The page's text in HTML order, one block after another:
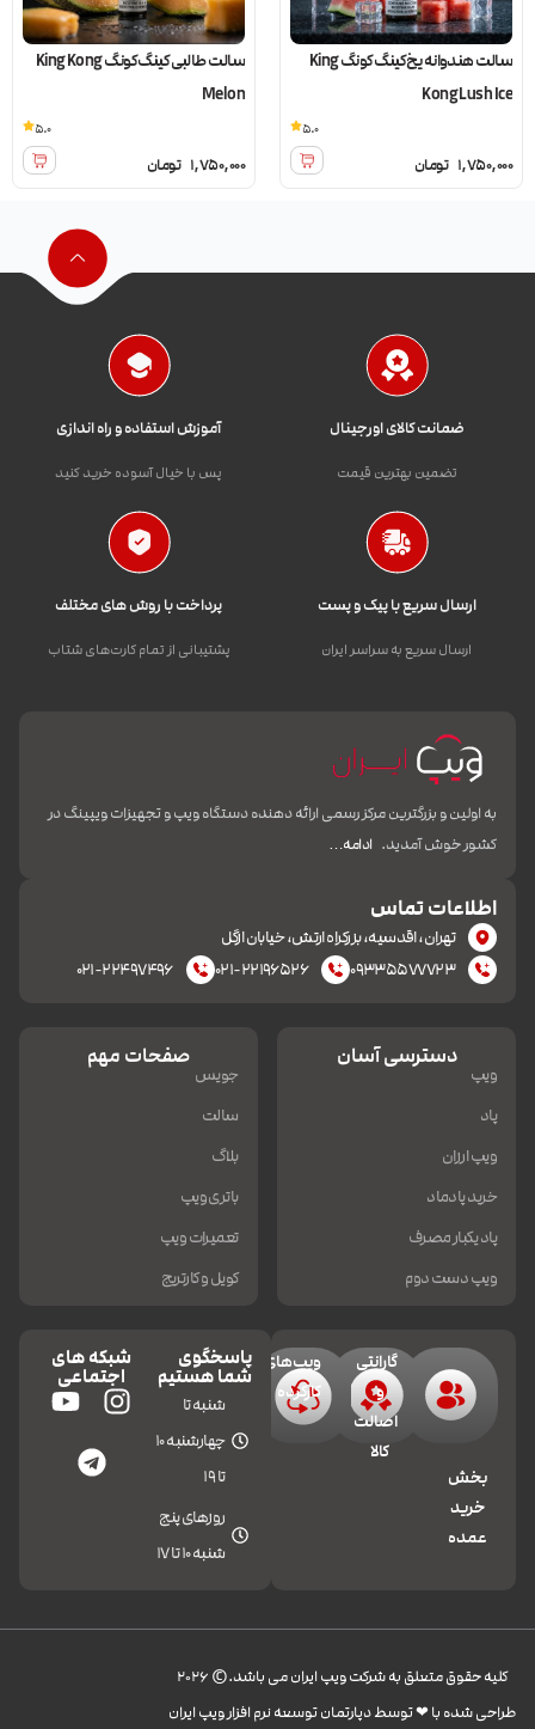
سالت هندوانه یخ کینگ کونگ King
Kong Lush Ice
1,750,000 تومان
5.0
سالت طالبی کینگ کونگ King Kong
Melon
1,750,000 تومان
5.0
ضمانت کالای اورجینال
تضمین بهترین قیمت
آموزش استفاده و راه اندازی
پس با خیال آسوده خرید کنید
ارسال سریع با پیک و پست
ارسال سریع به سراسر ایران
پرداخت با روش های مختلف
پشتیبانی از تمام کارت‌های شتاب
به اولین و بزرگترین مرکز رسمی ارائه دهنده دستگاه ویپ و تجهیزات ویپینگ در
کشور خوش آمدید. ادامه…
اطلاعات تماس
تهران، اقدسیه، بزرکراه ارتش، خیابان ازگل
۰۹۳۳۵۵۷۷۷۲۳
۰۲۱-۲۲۱۹۶۵۲۶ ۰۲۱-۲۲۴۹۷۴۹۶
دسترسی آسان
ویپ
پاد
ویپ ارزان
خرید پادماد
پاد یکبار مصرف
ویپ دست دوم
صفحات مهم
جویس
سالت
بلاگ
باتری ویپ
تعمیرات ویپ
کویل و کارتریج
بخش
خرید
عمده
گارانتی
و
اصالت
کالا
ویپ‌های
کارکرده
پاسخگوی
شما هستیم
شنبه تا
چهارشنبه 10
تا 19
روزهای پنج
شنبه 10 تا 17
شبکه های
اجتماعی
کليه حقوق متعلق به شرکت ویپ ایران می باشد.© 2026
طراحی شده با ❤︎ توسط دپارتمان توسعه نرم افزار ویپ ایران